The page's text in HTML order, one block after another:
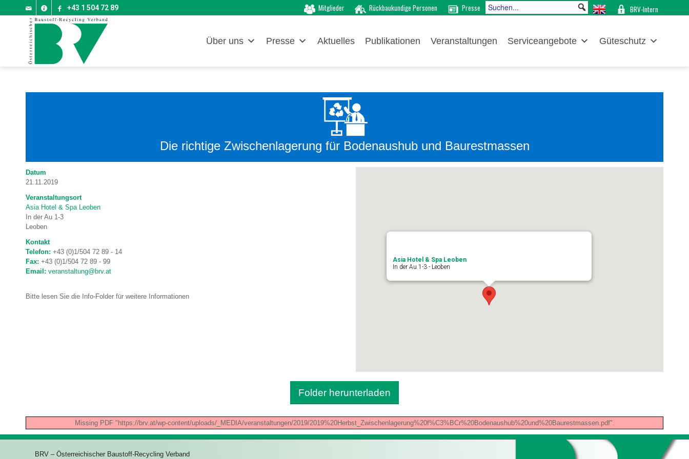
Mitglieder Rückbaukundige Personen Presse BRV-Intern
+43 1 504 72 89
Über uns Presse Aktuelles Publikationen Veranstaltungen Serviceangebote Güteschutz
Die richtige Zwischenlagerung für Bodenaushub und Baurestmassen
Asia Hotel & Spa Leoben
In der Au 1-3 - Leoben
Datum
21.11.2019
Veranstaltungsort
Asia Hotel & Spa Leoben
In der Au 1-3
Leoben
Kontakt
Telefon: +43 (0)1/504 72 89 - 14
Fax: +43 (0)1/504 72 89 - 99
Email: veranstaltung@brv.at
Bitte lesen Sie die Info-Folder für weitere Informationen
Folder herunterladen
Missing PDF "https://brv.at/wp-content/uploads/_MEDIA/veranstaltungen/2019/2019%20Herbst_Zwischenlagerung%20f%C3%BCr%20Bodenaushub%20und%20Baurestmassen.pdf".
BRV – Österreichischer Baustoff-Recycling Verband